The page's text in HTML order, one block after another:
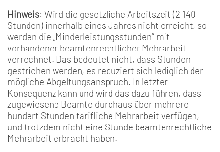
Hinweis: Wird die gesetzliche Arbeitszeit (2 140
Stunden) innerhalb eines Jahres nicht erreicht, so
werden die „Minderleistungsstunden“ mit
vorhandener beamtenrechtlicher Mehrarbeit
verrechnet. Das bedeutet nicht, dass Stunden
gestrichen werden, es reduziert sich lediglich der
mögliche Abgeltungsanspruch. In letzter
Konsequenz kann und wird das dazu führen, dass
zugewiesene Beamte durchaus über mehrere
hundert Stunden tarifliche Mehrarbeit verfügen,
und trotzdem nicht eine Stunde beamtenrechtliche
Mehrarbeit erbracht haben.